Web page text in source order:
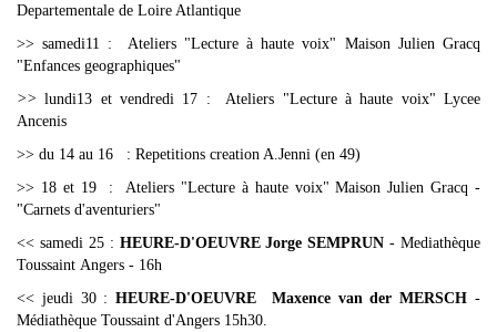
Departementale de Loire Atlantique
>> samedi11 : Ateliers "Lecture à haute voix" Maison Julien Gracq
"Enfances geographiques"
>>lundi13 et vendredi 17 : Ateliers "Lecture à haute voix" Lycee
Ancenis
>> du 14 au 16 : Repetitions creation A.Jenni (en 49)
>> 18 et 19 : Ateliers "Lecture à haute voix" Maison Julien Gracq -
"Carnets d'aventuriers"
<< samedi 25 : HEURE-D'OEUVRE Jorge SEMPRUN - Mediathèque
Toussaint Angers - 16h
<< jeudi 30 :HEURE-D'OEUVRE Maxence van der MERSCH-
Médiathèque Toussaint d'Angers 15h30.